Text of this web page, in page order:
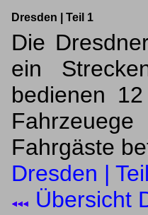
Dresden | Teil 1
Die
ein
bedienen
Fahrgäste
Dresden |
Übersicht